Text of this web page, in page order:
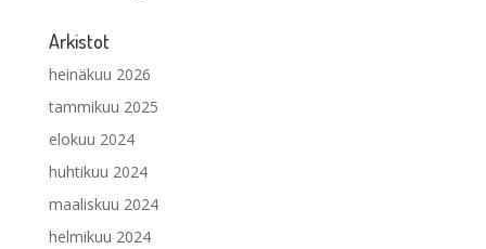
Arkistot
heinäkuu 2026
tammikuu 2025
elokuu 2024
huhtikuu 2024
maaliskuu 2024
helmikuu 2024